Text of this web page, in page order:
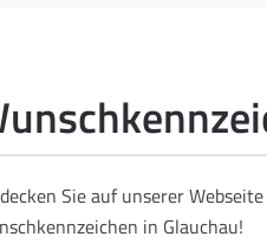
Sie auf unserer
in Glauchau!